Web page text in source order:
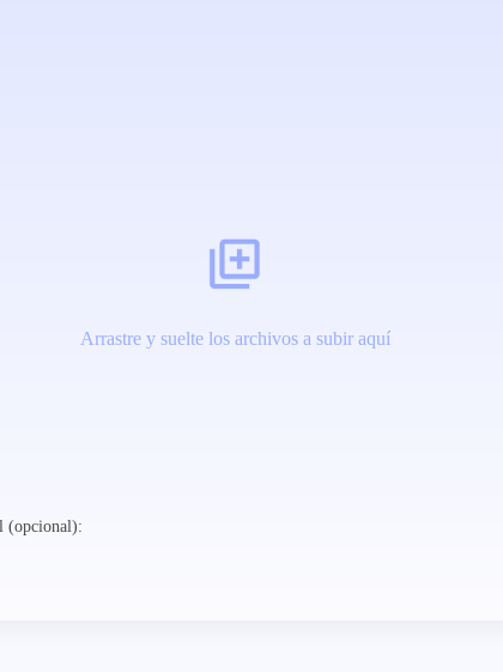
Arrastre y suelte los archivos a subir aquí
(opcional):